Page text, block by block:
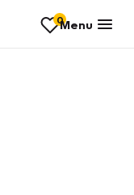
0Menu